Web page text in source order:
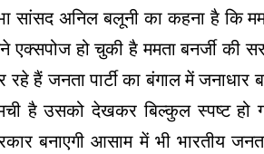
सांसद अनिल बलूनी का कहना है कि
एक्सपोज हो चुकी है ममता बनर्जी की
हैं जनता पार्टी का बंगाल में जनाधार
है उसको देखकर बिल्कुल स्पष्ट हो
बनाएगी आसाम में भी भारतीय जनता